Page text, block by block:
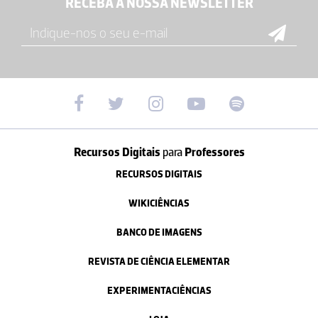
Recursos Digitais paraProfessores
RECURSOS DIGITAIS
WIKICIÊNCIAS
BANCO DE IMAGENS
REVISTA DE CIÊNCIA ELEMENTAR
EXPERIMENTACIÊNCIAS